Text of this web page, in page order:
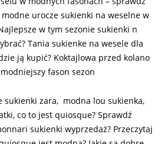
urocze sukienki na weselne w
w tym sezonie sukienki n
Tania sukienke na wesele dla
ją kupić? Koktajlowa przed kolano
fason sezon
sukienki zara, modna lou sukienka,
co to jest quiosque? Sprawdź
sukienki wyprzedaż? Przeczytaj